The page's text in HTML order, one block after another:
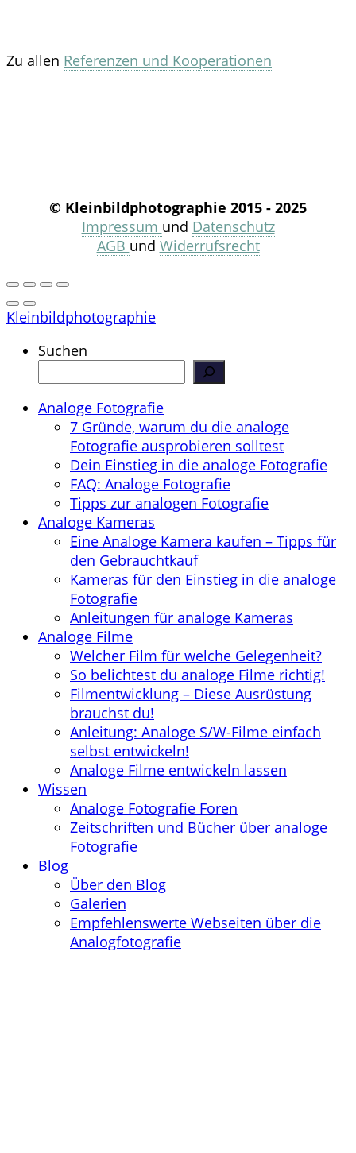
Zu allen Referenzen und Kooperationen
© Kleinbildphotographie 2015 - 2025
Impressum und Datenschutz
AGB und Widerrufsrecht
Kleinbildphotographie
Suchen
Analoge Fotografie
7 Gründe, warum du die analoge
Fotografie ausprobieren solltest
Dein Einstieg in die analoge Fotografie
FAQ: Analoge Fotografie
Tipps zur analogen Fotografie
Analoge Kameras
Eine Analoge Kamera kaufen – Tipps für
den Gebrauchtkauf
Kameras für den Einstieg in die analoge
Fotografie
Anleitungen für analoge Kameras
Analoge Filme
Welcher Film für welche Gelegenheit?
So belichtest du analoge Filme richtig!
Filmentwicklung – Diese Ausrüstung
brauchst du!
Anleitung: Analoge S/W-Filme einfach
selbst entwickeln!
Analoge Filme entwickeln lassen
Wissen
Analoge Fotografie Foren
Zeitschriften und Bücher über analoge
Fotografie
Blog
Über den Blog
Galerien
Empfehlenswerte Webseiten über die
Analogfotografie